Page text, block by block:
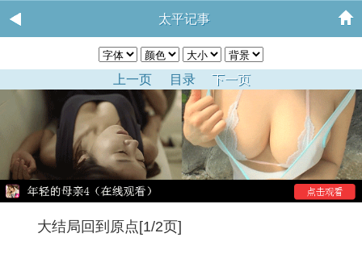
太平记事
上一页 目录 下一页
大结局回到原点[1/2页]